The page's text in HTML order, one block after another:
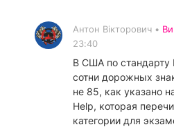
Антон Вікторович •
23:40
В США по стандарту
сотни дорожных
не 85, как указано
Help, которая
категории для